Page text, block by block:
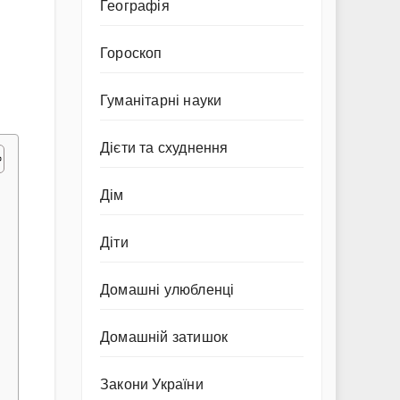
Географія
Гороскоп
Гуманітарні науки
Дієти та схуднення
Дім
Діти
Домашні улюбленці
Домашній затишок
Закони України